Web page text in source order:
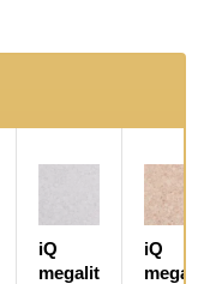
iQ
megalit
iQ
megalit